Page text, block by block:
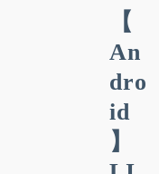
【
An
dro
id
】